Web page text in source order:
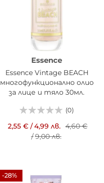
Essence
Essence Vintage BEACH
многофункционално олио
за лице и тяло 30мл.
(0)
2,55 € /4,99 лв. 4,60 €
/9,00 лв.
-28%